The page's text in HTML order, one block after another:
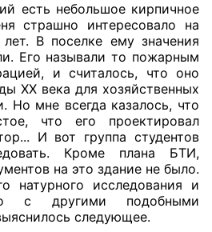
есть небольшое кирпичное
страшно интересовало на
В поселке ему значения
Его называли то пожарным
и считалось, что оно
ХХ века для хозяйственных
Но мне всегда казалось, что
что его проектировал
И вот группа студентов
Кроме плана БТИ,
на это здание не было.
натурного исследования и
с другими подобными
следующее.